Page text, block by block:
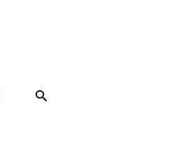
Search on the website